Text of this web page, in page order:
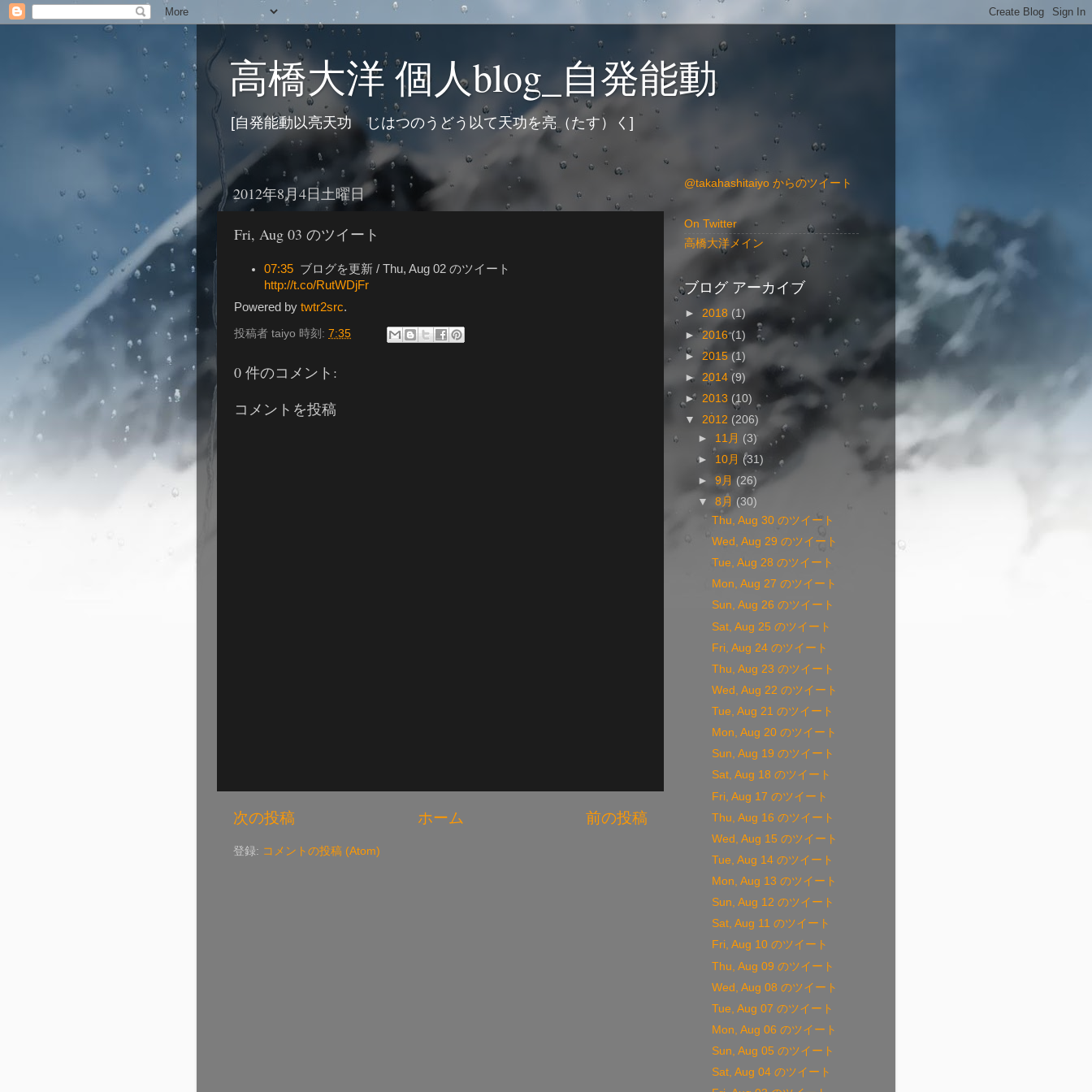
高橋大洋 個人blog_自発能動
[自発能動以亮天功 じはつのうどう以て天功を亮（たす）く]
2012年8月4日土曜日
Fri, Aug 03 のツイート
07:35 ブログを更新 / Thu, Aug 02 のツイート
http://t.co/RutWDjFr
Powered by twtr2src.
投稿者 taiyo 時刻: 7:35
0 件のコメント:
コメントを投稿
次の投稿 前の投稿
ホーム
登録: コメントの投稿 (Atom)
@takahashitaiyo からのツイート
On Twitter
高橋大洋メイン
ブログ アーカイブ
► 2018 (1)
►2016(1)
► 2015(1)
► 2014 (9)
► 2013 (10)
▼ 2012 (206)
► 11月 (3)
► 10月 (31)
►9月(26)
▼8月 (30)
Thu, Aug 30 のツイート
Wed, Aug 29 のツイート
Tue, Aug 28 のツイート
Mon, Aug 27 のツイート
Sun, Aug 26 のツイート
Sat, Aug 25 のツイート
Fri, Aug 24 のツイート
Thu, Aug 23 のツイート
Wed, Aug 22 のツイート
Tue, Aug 21 のツイート
Mon, Aug 20 のツイート
Sun, Aug 19 のツイート
Sat, Aug 18 のツイート
Fri, Aug 17 のツイート
Thu, Aug 16 のツイート
Wed, Aug 15 のツイート
Tue, Aug 14 のツイート
Mon, Aug 13 のツイート
Sun, Aug 12 のツイート
Sat, Aug 11 のツイート
Fri, Aug 10 のツイート
Thu, Aug 09 のツイート
Wed, Aug 08 のツイート
Tue, Aug 07 のツイート
Mon, Aug 06 のツイート
Sun, Aug 05 のツイート
Sat, Aug 04 のツイート